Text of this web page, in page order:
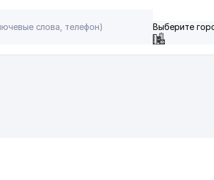
Выберите